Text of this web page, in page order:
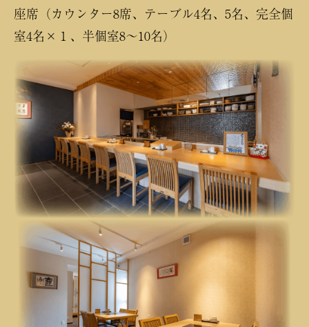
座席（カウンター8席、テーブル4名、5名、完全個
室4名×１、半個室8～10名）